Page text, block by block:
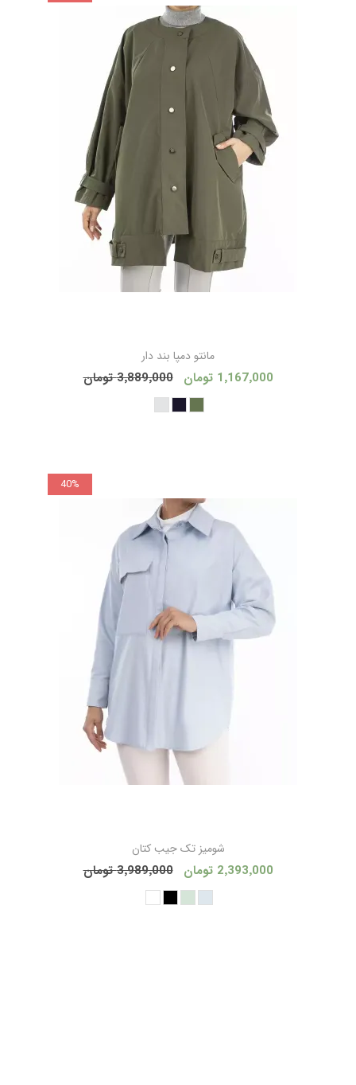
مانتو دمپا بند دار
1٬167٬000 تومان 3٬889٬000 تومان
40%
شومیز تک جیب کتان
2٬393٬000 تومان 3٬989٬000 تومان